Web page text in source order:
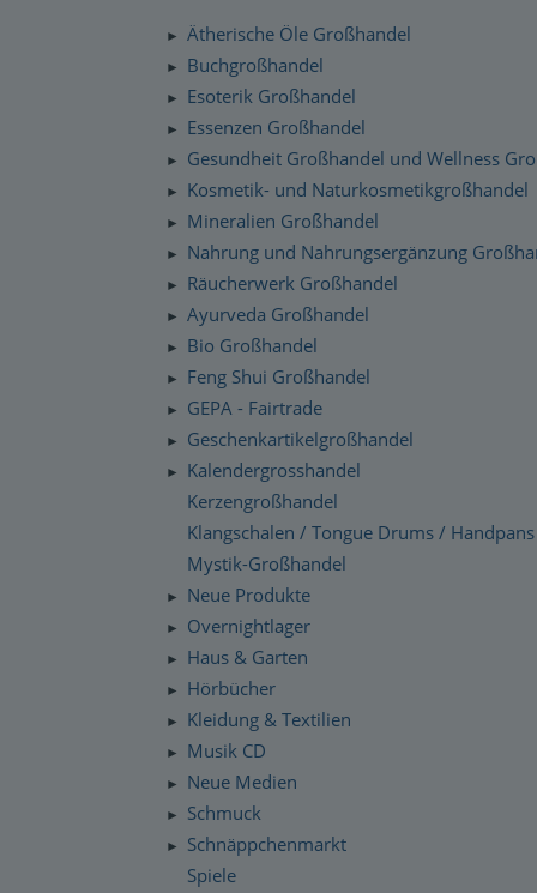
Zahlung und Versand
Datenschutzerklärung
Checkdates
Moravan Naturkosmetik
Primavera Life Sortiment
Alaya Engelkerzen
Gabriel Tech Sortiment
Engelalm Edelstein Essenzen
Schnelllager
► Ätherische Öle Großhandel
► Buchgroßhandel
► Esoterik Großhandel
► Essenzen Großhandel
► Gesundheit Großhandel und Wellness
► Kosmetik- und Naturkosmetikgroßhandel
► Mineralien Großhandel
► Nahrung und Nahrungsergänzung
► Räucherwerk Großhandel
► Ayurveda Großhandel
► Bio Großhandel
► Feng Shui Großhandel
► GEPA - Fairtrade
► Geschenkartikelgroßhandel
►
Kalendergrosshandel
Kerzengroßhandel
Klangschalen / Tongue Drums /
Mystik-Großhandel
► Neue Produkte
► Overnightlager
► Haus & Garten
► Hörbücher
► Kleidung & Textilien
► Musik CD
► Neue Medien
► Schmuck
►
Schnäppchenmarkt
Spiele